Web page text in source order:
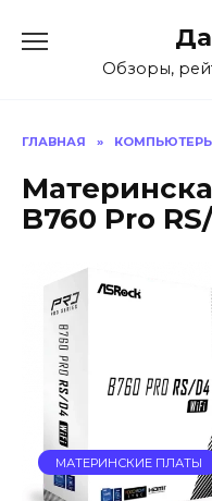
содержаниюОбзоры,
ГЛАВНАЯ »
B760 Pro
МАТЕРИНСКИЕ ПЛАТЫ